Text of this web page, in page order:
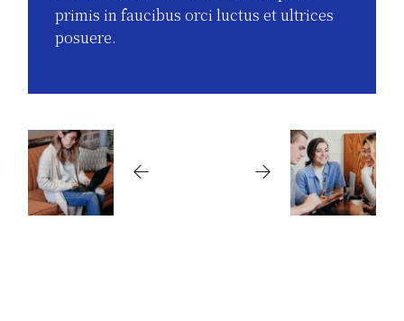
primis in faucibus orci luctus et ultrices
posuere.